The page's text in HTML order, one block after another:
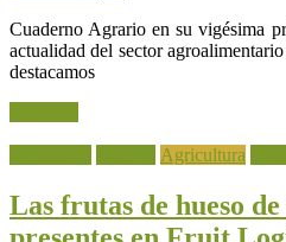
Cuaderno Agrario en su vigésima
actualidad del sector
destacamos
Agricultura
Las frutas de hueso